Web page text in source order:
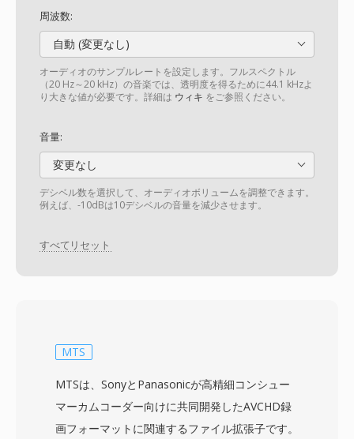
周波数:
自動 (変更なし)
オーディオのサンプルレートを設定します。フルスペクトル
（20 Hz～20 kHz）の音楽では、透明度を得るために44.1 kHzよ
り大きな値が必要です。詳細は ウィキ をご参照ください。
音量:
変更なし
デシベル数を選択して、オーディオボリュームを調整できます。
例えば、-10dBは10デシベルの音量を減少させます。
すべてリセット
MTS
MTSは、SonyとPanasonicが高精細コンシュー
マーカムコーダー向けに共同開発したAVCHD録
画フォーマットに関連するファイル拡張子です。